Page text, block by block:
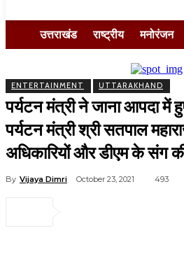
उत्तराखंड राष्ट्रीय मनोरंजन
ENTERTAINMENT UTTARAKHAND
पर्यटन मंत्री ने जाना आपदा में
पर्यटन मंत्री श्री सतपाल
अधिकारियों और डीएम के संग
By Vijaya Dimri October 23, 2021 493